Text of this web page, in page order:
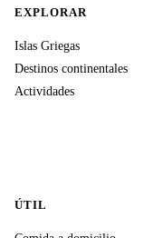
EXPLORAR
Islas Griegas
Destinos continentales
Actividades
ÚTIL